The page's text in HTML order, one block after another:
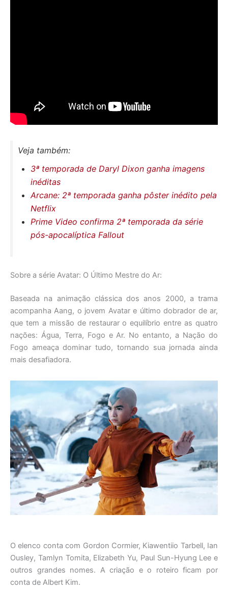
Veja também:
3ª temporada de Daryl Dixon ganha imagens
inéditas
Arcane: 2ª temporada ganha pôster inédito pela
Netflix
Prime Video confirma 2ª temporada da série
pós-apocalíptica Fallout
Sobre a série Avatar: O Último Mestre do Ar:
Baseada na animação clássica dos anos 2000, a trama
acompanha Aang, o jovem Avatar e último dobrador de ar,
que tem a missão de restaurar o equilíbrio entre as quatro
nações: Água, Terra, Fogo e Ar. No entanto, a Nação do
Fogo ameaça dominar tudo, tornando sua jornada ainda
mais desafiadora.
O elenco conta com Gordon Cormier, Kiawentiio Tarbell, Ian
Ousley, Tamlyn Tomita, Elizabeth Yu, Paul Sun-Hyung Lee e
outros grandes nomes. A criação e o roteiro ficam por
conta de Albert Kim.